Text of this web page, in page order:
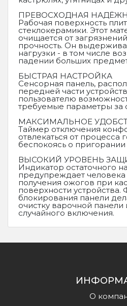
ПРЕВОСХОДНАЯ
Рабочая поверхность
стеклокерамики. Этот
очищается от
прочность. Он
нагрузки - в том числе
падении больших
БЫСТРАЯ НАСТРОЙКА
Сенсорная панель,
передней части
пользователю
требуемые параметры за
МАКСИМАЛЬНОЕ
Таймер отключения
отвлекаться от процесса
беспокоясь о пригорании
ВЫСОКИЙ УРОВЕНЬ
Индикатор остаточного
предупреждает человека
получения ожогов при
поверхности устройства.
блокирования панели
очистку варочной панели
случайного включения.
О